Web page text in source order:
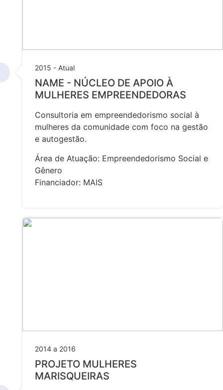
2015 - Atual
NAME - NÚCLEO DE APOIO À
MULHERES EMPREENDEDORAS
Consultoria em empreendedorismo social à
mulheres da comunidade com foco na gestão
e autogestão.
Área de Atuação: Empreendedorismo Social e
Gênero
Financiador: MAIS
2014 a 2016
PROJETO MULHERES
MARISQUEIRAS